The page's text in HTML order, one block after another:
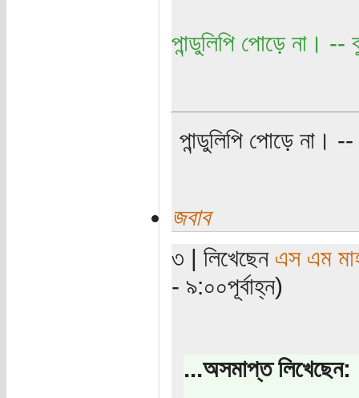
পান্ডুলিপি পোড়ে না। --
পান্ডুলিপি পোড়ে না। --
জবাব
৩ | লিখেছেন এস এম
- ৯:০০পূর্বাহ্ন)
...অসমাপ্ত লিখেছেন: